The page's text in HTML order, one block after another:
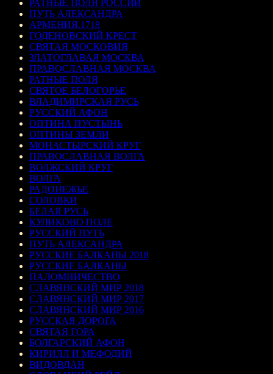
РАТНЫЕ ПОЛЯ РОССИИ
ПУТЬ АЛЕКСАНДРА
АРМЕНИЯ.1718
ГОДЕНОВСКИЙ КРЕСТ
СВЯТАЯ МОСКОВИЯ
ЗЛАТОГЛАВАЯ МОСКВА
ПРАВОСЛАВНАЯ МОСКВА
РАТНЫЕ ПОЛЯ
СВЯТОЕ БЕЛОГОРЬЕ
ВЛАДИМИРСКАЯ РУСЬ
РУССКИЙ АФОН
ОПТИНА ПУСТЫНЬ
ОПТИНЫ ЗЕМЛИ
МОНАСТЫРСКИЙ КРУГ
ПРАВОСЛАВНАЯ ВОЛГА
ВОЛЖСКИЙ КРУГ
ВОЛГА
РАДОНЕЖЬЕ
СОЛОВКИ
БЕЛАЯ РУСЬ
КУЛИКОВО ПОЛЕ
РУССКИЙ ПУТЬ
ПУТЬ АЛЕКСАНДРА
РУССКИЕ БАЛКАНЫ 2018
РУССКИЕ БАЛКАНЫ
ПАЛОМНИЧЕСТВО
СЛАВЯНСКИЙ МИР 2018
СЛАВЯНСКИЙ МИР 2017
СЛАВЯНСКИЙ МИР 2016
РУССКАЯ ДОРОГА
СВЯТАЯ ГОРА
БОЛГАРСКИЙ АФОН
КИРИЛЛ И МЕФОДИЙ
ВИДОВДАН